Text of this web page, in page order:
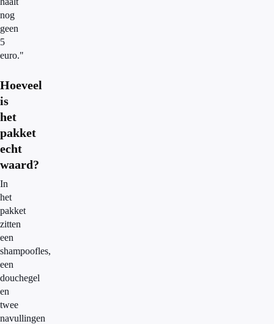
nog
geen
5
euro."
Hoeveel
is
het
pakket
echt
waard?
In
het
pakket
zitten
een
shampoofles,
een
douchegel
en
twee
navullingen